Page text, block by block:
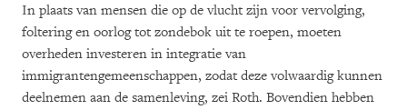
In plaats van mensen die op de vlucht zijn voor vervolging,
foltering en oorlog tot zondebok uit te roepen, moeten
overheden investeren in integratie van
immigrantengemeenschappen, zodat deze volwaardig kunnen
deelnemen aan de samenleving, zei Roth. Bovendien hebben